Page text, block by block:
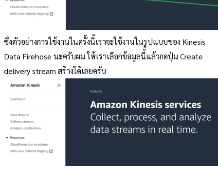
ซึ่งตัวอย่างการใช้งานในครั้งนี้เราจะใช้งานในรูปแบบของ Kinesis
Data Firehose นะครับผม ให้เราเลือกข้อมูลนี้แล้วกดปุ่ม Create
delivery stream สร้างได้เลยครับ